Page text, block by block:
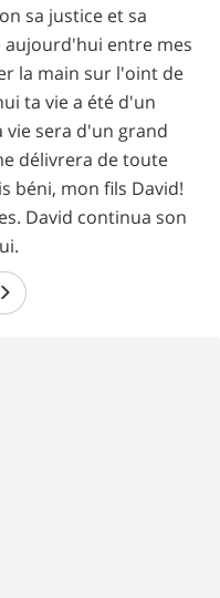
sa justice et sa
entre mes
la main sur l'oint de
ta vie a été d'un
vie sera d'un grand
délivrera de toute
béni, mon fils David!
David continua son